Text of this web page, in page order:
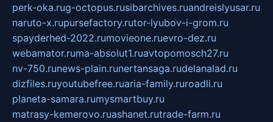
perk-oka.rug-octopus.rusibarchives.ruandreislyusar.ru
naruto-x.rupursefactory.rutor-lyubov-i-grom.ru
spayderhed-2022.rumovieone.ruevro-dez.ru
webamator.ruma-absolut1.ruavtopomosch27.ru
nv-750.runews-plain.runertansaga.rudelanalad.ru
dizfiles.ruyoutubefree.ruaria-family.ruroadli.ru
planeta-samara.rumysmartbuy.ru
matrasy-kemerovo.ruashanet.rutrade-farm.ru